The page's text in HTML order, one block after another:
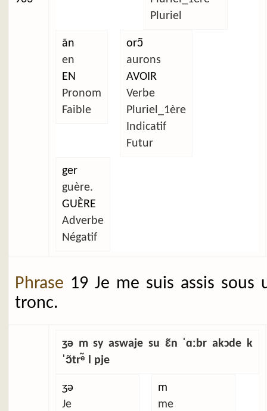
Pluriel
ãn
en
EN
Pronom
Faible
orɔ̃
aurons
AVOIR
Verbe
Pluriel_1ère
Indicatif
Futur
ger
guère.
GUÈRE
Adverbe
Négatif
Phrase 19 Je me suis assis
tronc.
ʒə m sy aswaje su ɛ̃n ˈɑːbr akɔde k
ˈɔ̃trᵉ̃ l pje
ʒə
Je
m
me